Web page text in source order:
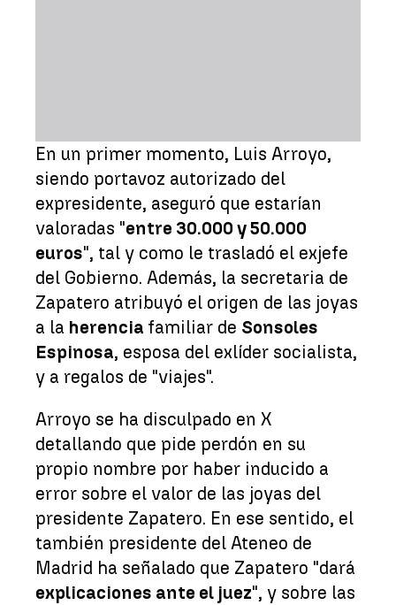
En un primer momento, Luis Arroyo,
siendo portavoz autorizado del
expresidente, aseguró que estarían
valoradas "entre 30.000 y 50.000
euros", tal y como le trasladó el exjefe
del Gobierno. Además, la secretaria de
Zapatero atribuyó el origen de las joyas
a la herencia familiar de Sonsoles
Espinosa, esposa del exlíder socialista,
y a regalos de "viajes".
Arroyo se ha disculpado en X
detallando que pide perdón en su
propio nombre por haber inducido a
error sobre el valor de las joyas del
presidente Zapatero. En ese sentido, el
también presidente del Ateneo de
Madrid ha señalado que Zapatero "dará
explicaciones ante el juez", y sobre las